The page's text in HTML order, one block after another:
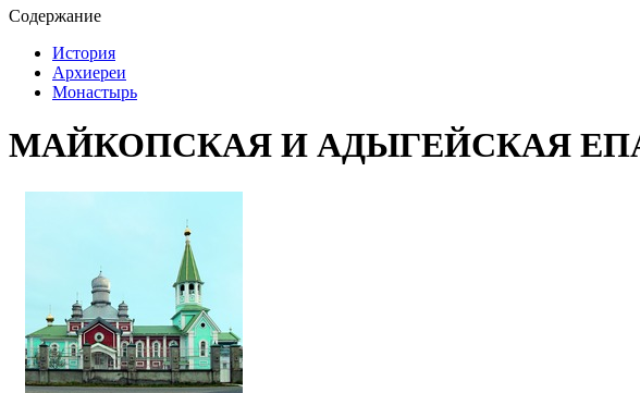
Содержание
История
Архиереи
Монастырь
МАЙКОПСКАЯ И АДЫГЕЙСКАЯ